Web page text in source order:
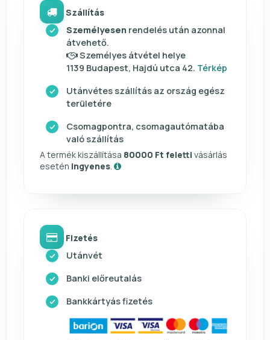
Szállítás
Személyesen rendelés után azonnal
átvehető.
Személyes átvétel helye
1139 Budapest, Hajdú utca 42. Térkép
Utánvétes szállítás az ország egész
területére
Csomagpontra, csomagautómatába
való szállítás
A termék kiszállítása 80000 Ft feletti vásárlás
esetén ingyenes.
Fizetés
Utánvét
Banki előreutalás
Bankkártyás fizetés